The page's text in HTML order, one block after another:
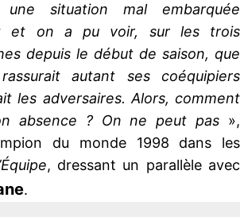
situation mal embarquée
et on a pu voir, sur les trois
depuis le début de saison, que
autant ses coéquipiers
les adversaires. Alors, comment
absence ? On ne peut pas »,
du monde 1998 dans les
, dressant un parallèle avec
.